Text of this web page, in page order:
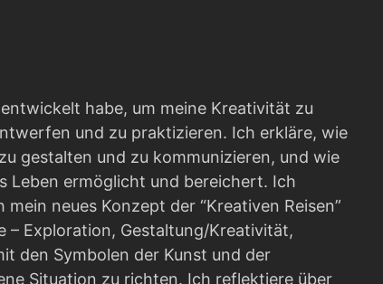
habe, um meine Kreativität zu
und zu praktizieren. Ich erkläre, wie
gestalten und zu kommunizieren, und wie
Leben ermöglicht und bereichert. Ich
neues Konzept der “Kreativen Reisen”
– Exploration, Gestaltung/Kreativität,
den Symbolen der Kunst und der
Situation zu richten. Ich reflektiere über